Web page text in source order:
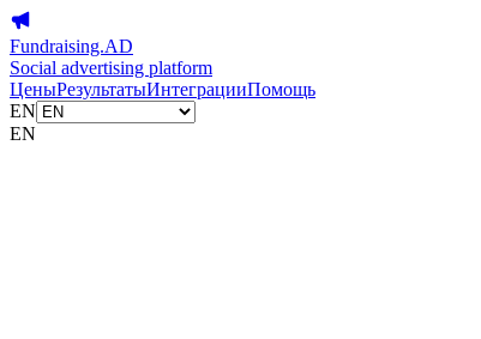
Fundraising.AD
Social advertising platform
ЦеныРезультатыИнтеграцииПомощь
EN
EN